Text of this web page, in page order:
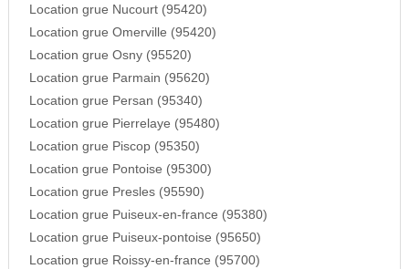
Location grue Nucourt (95420)
Location grue Omerville (95420)
Location grue Osny (95520)
Location grue Parmain (95620)
Location grue Persan (95340)
Location grue Pierrelaye (95480)
Location grue Piscop (95350)
Location grue Pontoise (95300)
Location grue Presles (95590)
Location grue Puiseux-en-france (95380)
Location grue Puiseux-pontoise (95650)
Location grue Roissy-en-france (95700)